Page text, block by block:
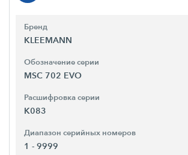
Бренд
KLEEMANN
Обозначение серии
MSC 702 EVO
Расшифровка серии
K083
Диапазон серийных номеров
1 - 9999